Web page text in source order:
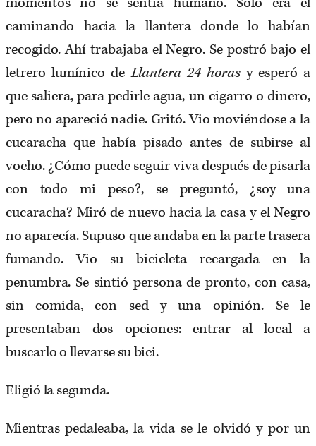
caminando hacia la llantera donde lo habían
recogido. Ahí trabajaba el Negro. Se postró bajo el
letrero lumínico deLlantera 24 horasy esperó a
que saliera, para pedirle agua, un cigarro o dinero,
pero no apareció nadie. Gritó. Vio moviéndose a la
cucaracha que había pisado antes de subirse al
vocho. ¿Cómo puede seguir viva después de pisarla
con todo mi peso?, se preguntó, ¿soy una
cucaracha? Miró de nuevo hacia la casa y el Negro
no aparecía. Supuso que andaba en la parte trasera
fumando. Vio su bicicleta recargada en la
penumbra. Se sintió persona de pronto, con casa,
sin comida, con sed y una opinión. Se le
presentaban dos opciones: entrar al local a
buscarlo o llevarse su bici.
Eligió la segunda.
Mientras pedaleaba, la vida se le olvidó y por un